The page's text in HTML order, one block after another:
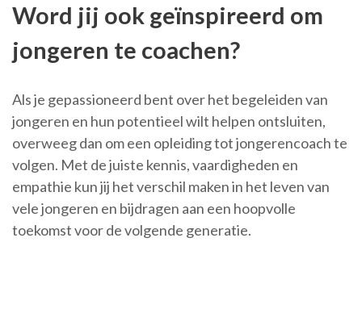
Word jij ook geïnspireerd om
jongeren te coachen?
Als je gepassioneerd bent over het begeleiden van
jongeren en hun potentieel wilt helpen ontsluiten,
overweeg dan om een opleiding tot jongerencoach te
volgen. Met de juiste kennis, vaardigheden en
empathie kun jij het verschil maken in het leven van
vele jongeren en bijdragen aan een hoopvolle
toekomst voor de volgende generatie.